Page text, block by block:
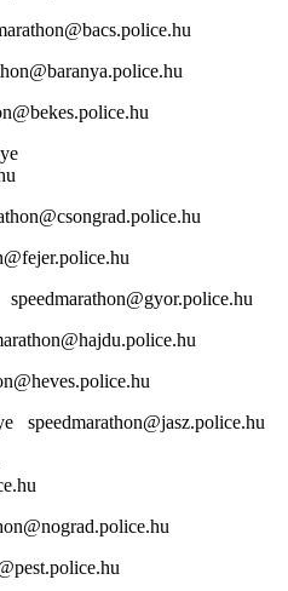
speedmarathon@jasz.police.hu